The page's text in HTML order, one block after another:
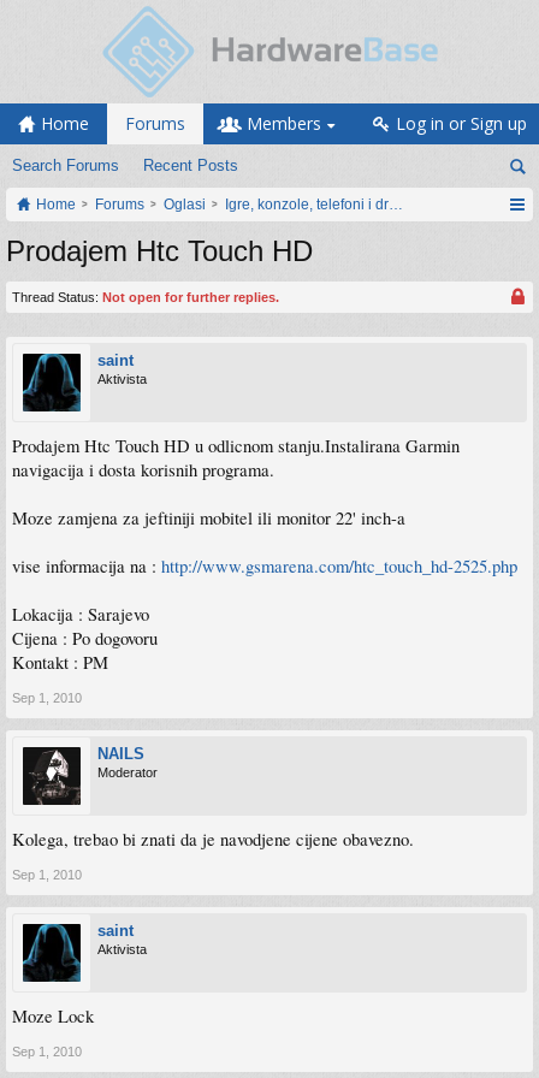
Home Forums
Search Forums Recent Posts
Members Log in or Sign up
Home Forums Oglasi Igre, konzole, telefoni i drugi gadgeti
Prodajem Htc Touch HD
Thread Status: Not open for further replies.
saint
Aktivista
Prodajem Htc Touch HD u odlicnom stanju.Instalirana Garmin
navigacija i dosta korisnih programa.
Moze zamjena za jeftiniji mobitel ili monitor 22' inch-a
vise informacija na : http://www.gsmarena.com/htc_touch_hd-2525.php
Lokacija : Sarajevo
Cijena : Po dogovoru
Kontakt : PM
Sep 1, 2010
NAILS
Moderator
Kolega, trebao bi znati da je navodjene cijene obavezno.
Sep 1, 2010
saint
Aktivista
Moze Lock
Sep 1, 2010